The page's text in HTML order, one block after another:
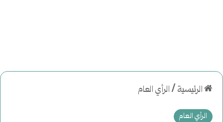
الرئيسية /الرأي العام
الرأي العام